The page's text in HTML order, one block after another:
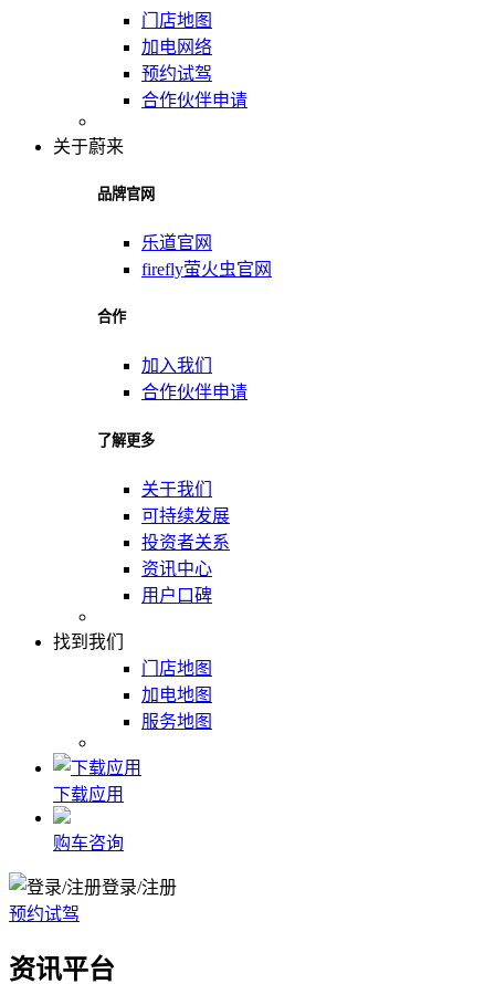
门店地图
加电网络
预约试驾
合作伙伴申请
关于蔚来
品牌官网
乐道官网
firefly萤火虫官网
合作
加入我们
合作伙伴申请
了解更多
关于我们
可持续发展
投资者关系
资讯中心
用户口碑
找到我们
门店地图
加电地图
服务地图
下载应用
购车咨询
登录/注册
预约试驾
资讯平台